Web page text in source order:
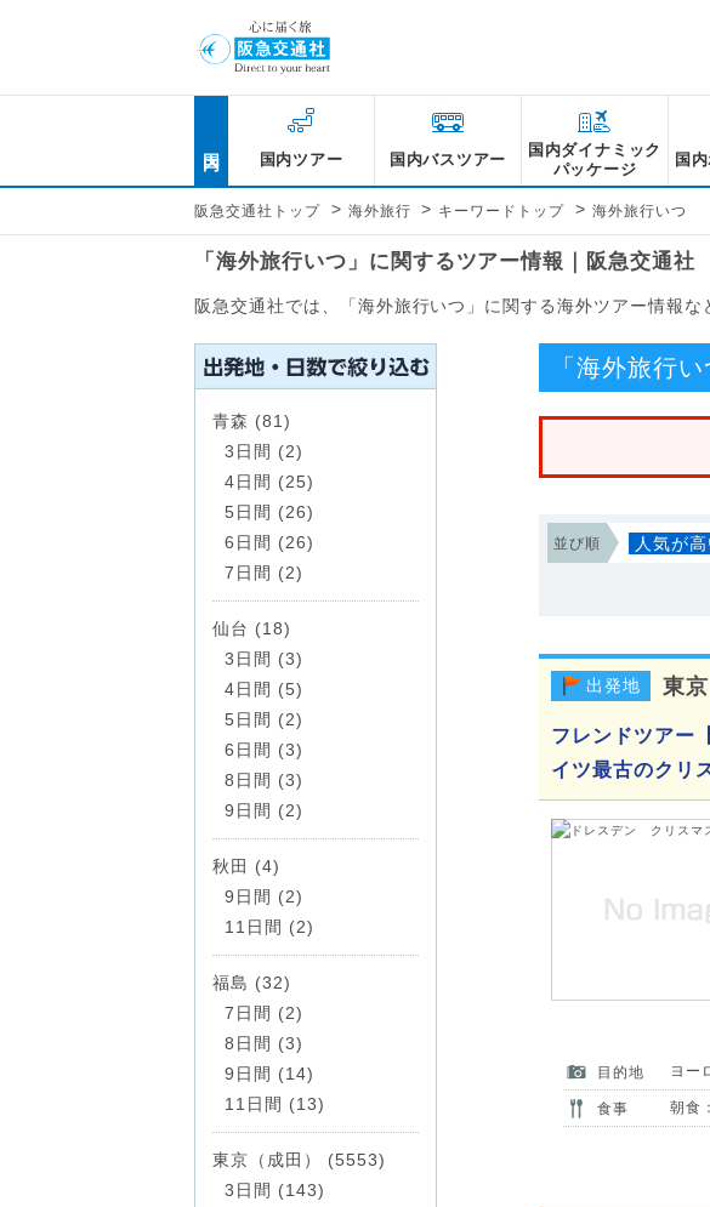
国内ツアー 国内バスツアー
国内ダイナミック
パッケージ
国
阪急交通社トップ > 海外旅行 > キーワードトップ > 海外旅行いつ
「海外旅行いつ」に関するツアー情報｜阪急交通社
阪急交通社では、「海外旅行いつ」に関する海外ツアー情報な
「海外旅行
並び順 人気が
出発地 東京
フレンドツアー
イツ最古のクリ
目的地 ヨー
食事 朝食
青森 (81)
3日間 (2)
4日間 (25)
5日間 (26)
6日間 (26)
7日間 (2)
仙台 (18)
3日間 (3)
4日間 (5)
5日間 (2)
6日間 (3)
8日間 (3)
9日間 (2)
秋田 (4)
9日間 (2)
11日間 (2)
福島 (32)
7日間 (2)
8日間 (3)
9日間 (14)
11日間 (13)
東京（成田） (5553)
3日間 (143)